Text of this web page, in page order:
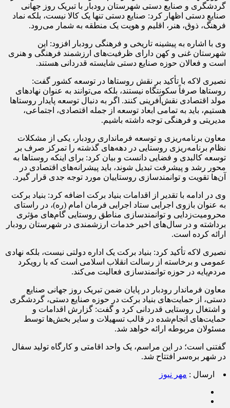
گردشگری و صنایع دستی شهرستان رودبار با تبریک روز جهانی
صنایع دستی اظهار کرد: صنایع دستی تنها یک کالا نیست، بلکه نماد
فرهنگ، ذوق، هنر، اقلیم و هویت یک منطقه به شمار می‌رود.
وی با اشاره به پیشینه تاریخی و فرهنگی رودبار افزود: این
شهرستان غنی و کهن دارای ظرفیت‌های ارزشمند فرهنگی و هنری
است و فعالان حوزه صنایع دستی شایسته قدردانی هستند.
نصیری لاکه با تأکید بر نقش روستاها در توسعه کشور گفت:
روستاها صرفاً سکونتگاه نیستند، بلکه می‌توانند به عنوان نهادهای
مولد اقتصادی نقش‌آفرینی کنند. اگر به دنبال توسعه پایدار روستاها
هستیم، باید به تمامی ابعاد توسعه از جمله اقتصادی، اجتماعی،
مدیریتی و فرهنگی توجه داشته باشیم.
معاون برنامه‌ریزی و توسعه فرمانداری رودبار، یکی از مشکلات
نظام برنامه‌ریزی روستایی در دهه‌های گذشته را تمرکز صرف بر
توسعه کالبدی و فضایی دانست و بیان کرد: برای اینکه روستاها به
محور رشد و پیشرفت تبدیل شوند، باید پیشرانه‌های اقتصادی در
آن‌ها تقویت و توانمندسازی روستاییان مورد توجه جدی قرار گیرد.
وی در ادامه با تقدیر از اقدامات بنیاد برکت اضافه کرد: بنیاد برکت
به عنوان بازوی اجرایی ستاد اجرایی فرمان امام (ره)، در راستای
محرومیت‌زدایی و توانمندسازی مناطق روستایی گام‌های مؤثری
برداشته و در سال‌های اخیر خدمات ارزشمندی در شهرستان رودبار
ارائه کرده است.
نصیری لاکه تأکید کرد: بنیاد برکت یک اداره دولتی نیست، بلکه نهادی
عمومی و برخاسته از رسالت انقلاب اسلامی است که با رویکرد
مردم‌پایه در حوزه توانمندسازی فعالیت می‌کند.
معاون فرماندار رودبار در پایان ضمن تبریک روز جهانی صنایع
دستی، از حمایت‌های بنیاد برکت در حوزه صنایع دستی، گردشگری
و اشتغال روستایی قدردانی کرد و گفت: گزارش اقدامات و
حمایت‌های انجام‌شده در قالب تسهیلات و سایر بخش‌ها توسط
مسئولان مربوطه ارائه خواهد شد.
گفتنی است؛ در این مراسم، یک واحد اقامتی و کارگاه تولید سفال
در شهر بره‌سر افتتاح شد.
ارسال : مهر نیوز